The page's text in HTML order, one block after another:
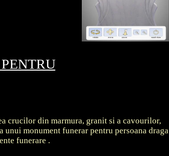
crucilor din marmura, granit si a cavourilor,
unui monument funerar pentru persoana draga
funerare .